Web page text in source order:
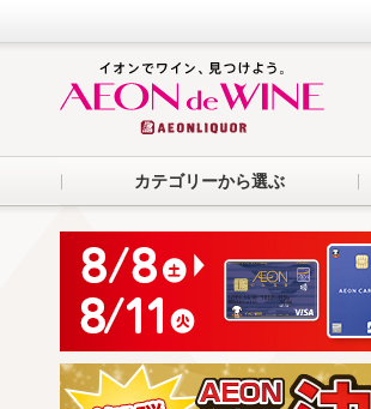
カテゴリーから選ぶ